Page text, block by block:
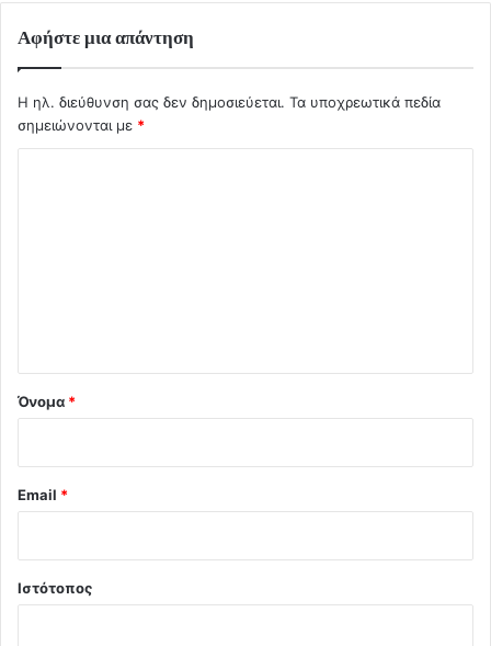
Αφήστε μια απάντηση
Η ηλ. διεύθυνση σας δεν δημοσιεύεται. Τα υποχρεωτικά πεδία
σημειώνονται με *
Όνομα *
Email *
Ιστότοπος